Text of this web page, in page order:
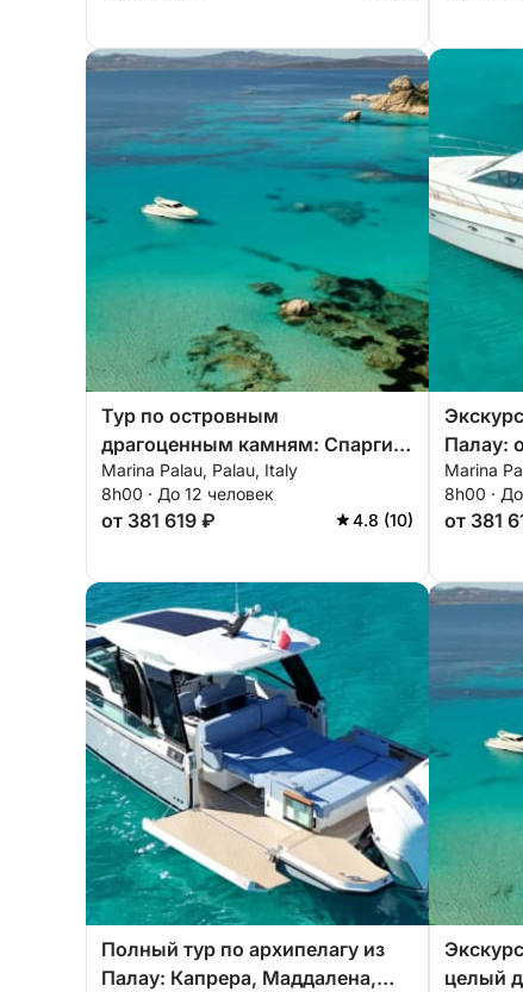
Тур по островным
драгоценным камням: Спарги,
Буделли и Северная Маддалена
из Палау
Marina Palau, Palau, Italy
8h00 · До 12 человек
от 381 619 ₽ 4.8 (10)
Палау:
Marina
8h00 ·
от 381
Полный тур по архипелагу из
Палау: Капрера, Маддалена,
целый